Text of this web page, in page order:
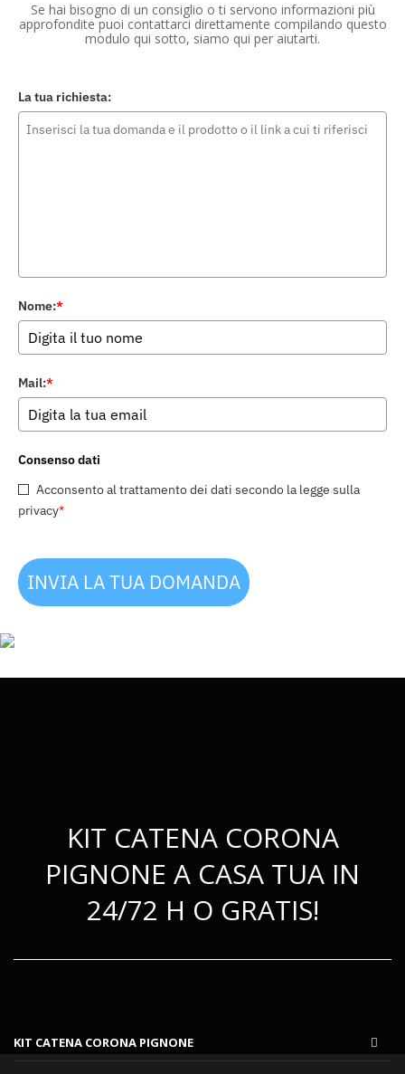
Se hai bisogno di un consiglio o ti servono informazioni più
approfondite puoi contattarci direttamente compilando questo
modulo qui sotto, siamo qui per aiutarti.
La tua richiesta:
Nome:*
Mail:*
Consenso dati
Acconsento al trattamento dei dati secondo la legge sulla
privacy*
INVIA LA TUA DOMANDA
KIT CATENA CORONA
PIGNONE A CASA TUA IN
24/72 H O GRATIS!
KIT CATENA CORONA PIGNONE